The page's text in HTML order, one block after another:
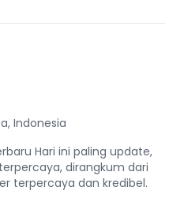
Indonesia
Hari ini paling update,
dirangkum dari
terpercaya dan kredibel.